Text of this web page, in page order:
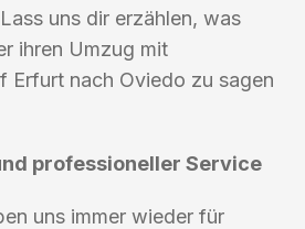
uns dir erzählen, was
ihren Umzug mit
Erfurt nach Oviedo zu sagen
professioneller Service
uns immer wieder für